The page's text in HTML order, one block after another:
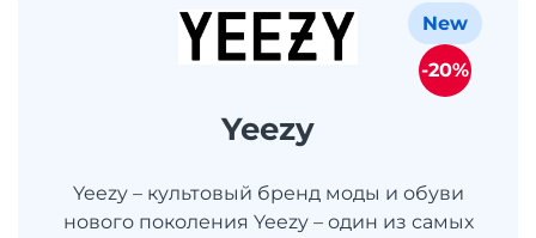
Yeezy
Yeezy – культовый бренд моды и обуви
нового поколения Yeezy – один из самых
New
-20%